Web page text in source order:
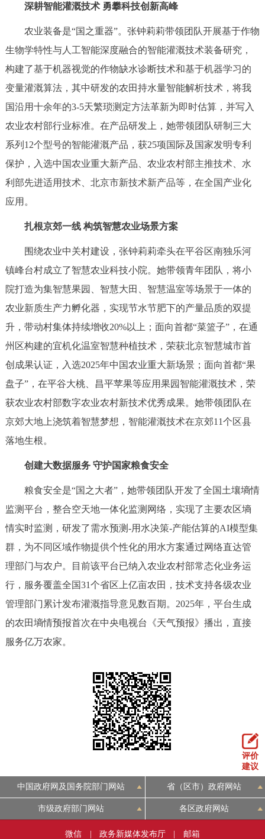
深耕智能灌溉技术 勇攀科技创新高峰
农业装备是“国之重器”。张钟莉莉带领团队开展基于作物
生物学特性与人工智能深度融合的智能灌溉技术装备研究，
构建了基于机器视觉的作物缺水诊断技术和基于机器学习的
变量灌溉算法，其中研发的农田持水量智能解析技术，将我
国沿用十余年的3-5天繁琐测定方法革新为即时估算，并写入
农业农村部行业标准。在产品研发上，她带领团队研制三大
系列12个型号的智能灌溉产品，获25项国际及国家发明专利
保护，入选中国农业重大新产品、农业农村部主推技术、水
利部先进适用技术、北京市新技术新产品等，在全国产业化
应用。
扎根京郊一线 构筑智慧农业场景方案
围绕农业中关村建设，张钟莉莉牵头在平谷区南独乐河
镇峰台村成立了智慧农业科技小院。她带领青年团队，将小
院打造为集智慧果园、智慧大田、智慧温室等场景于一体的
农业新质生产力孵化器，实现节水节肥下的产量品质的双提
升，带动村集体持续增收20%以上；面向首都“菜篮子”，在通
州区构建的宜机化温室智慧种植技术，荣获北京智慧城市首
创成果认证，入选2025年中国农业重大新场景；面向首都“果
盘子”，在平谷大桃、昌平苹果等应用果园智能灌溉技术，荣
获农业农村部数字农业农村新技术优秀成果。她带领团队在
京郊大地上浇筑着智慧梦想，智能灌溉技术在京郊11个区县
落地生根。
创建大数据服务 守护国家粮食安全
粮食安全是“国之大者”，她带领团队开发了全国土壤墒情
监测平台，整合空天地一体化监测网络，实现了主要农区墒
情实时监测，研发了需水预测-用水决策-产能估算的AI模型集
群，为不同区域作物提供个性化的用水方案通过网络直达管
理部门与农户。目前该平台已纳入农业农村部常态化业务运
行，服务覆盖全国31个省区上亿亩农田，技术支持各级农业
管理部门累计发布灌溉指导意见数百期。2025年，平台生成
的农田墒情预报首次在中央电视台《天气预报》播出，直接
服务亿万农家。
评价
建议
中国政府网及国务院部门网站 省（区市）政府网站
市级政府部门网站 各区政府网站
微信 | 政务新媒体发布厅 | 邮箱